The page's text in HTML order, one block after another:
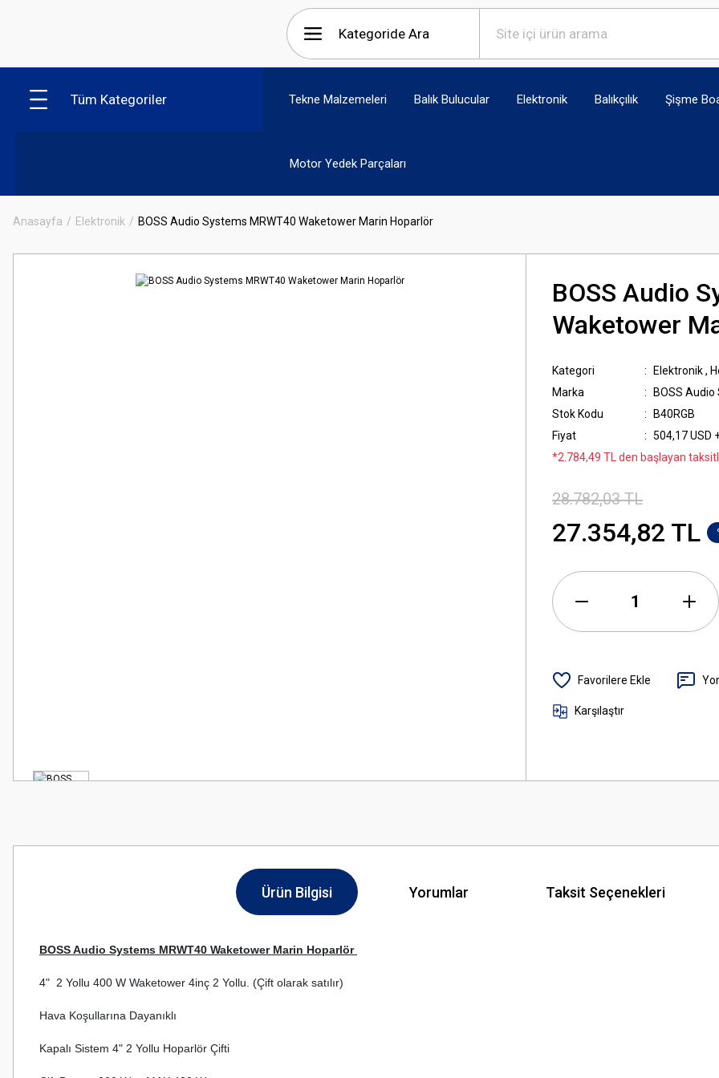
Tüm Kategoriler Tekne Malzemeleri Balık Bulucular Elektronik Balıkçılık Şişme
Motor Yedek Parçaları
Anasayfa Elektronik BOSS Audio Systems MRWT40 Waketower Marin Hoparlör
BOSS Audio
Waketower
Kategori Elektronik,
Marka
BOSS
Stok Kodu
B40RGB
Fiyat
504,17 USD
*2.784,49 TL den başlayan
28.782,03 TL
27.354,82 TL
Karşılaştır
Ürün Bilgisi Yorumlar Taksit Seçenekleri
BOSS Audio Systems MRWT40 Waketower Marin Hoparlör
4"  2 Yollu 400 W Waketower 4inç 2 Yollu. (Çift olarak satılır)
Hava Koşullarına Dayanıklı
Kapalı Sistem 4" 2 Yollu Hoparlör Çifti